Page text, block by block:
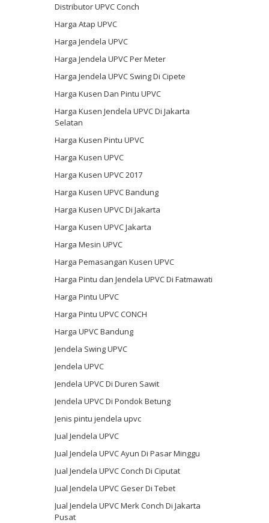
Distributor UPVC Conch
Harga Atap UPVC
Harga Jendela UPVC
Harga Jendela UPVC Per Meter
Harga Jendela UPVC Swing Di Cipete
Harga Kusen Dan Pintu UPVC
Harga Kusen Jendela UPVC Di Jakarta
Selatan
Harga Kusen Pintu UPVC
Harga Kusen UPVC
Harga Kusen UPVC 2017
Harga Kusen UPVC Bandung
Harga Kusen UPVC Di Jakarta
Harga Kusen UPVC Jakarta
Harga Mesin UPVC
Harga Pemasangan Kusen UPVC
Harga Pintu dan Jendela UPVC Di Fatmawati
Harga Pintu UPVC
Harga Pintu UPVC CONCH
Harga UPVC Bandung
Jendela Swing UPVC
Jendela UPVC
Jendela UPVC Di Duren Sawit
Jendela UPVC Di Pondok Betung
Jenis pintu jendela upvc
Jual Jendela UPVC
Jual Jendela UPVC Ayun Di Pasar Minggu
Jual Jendela UPVC Conch Di Ciputat
Jual Jendela UPVC Geser Di Tebet
Jual Jendela UPVC Merk Conch Di Jakarta
Pusat